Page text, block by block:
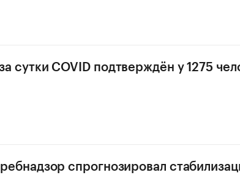
сутки COVID подтверждён у 1275
спрогнозировал